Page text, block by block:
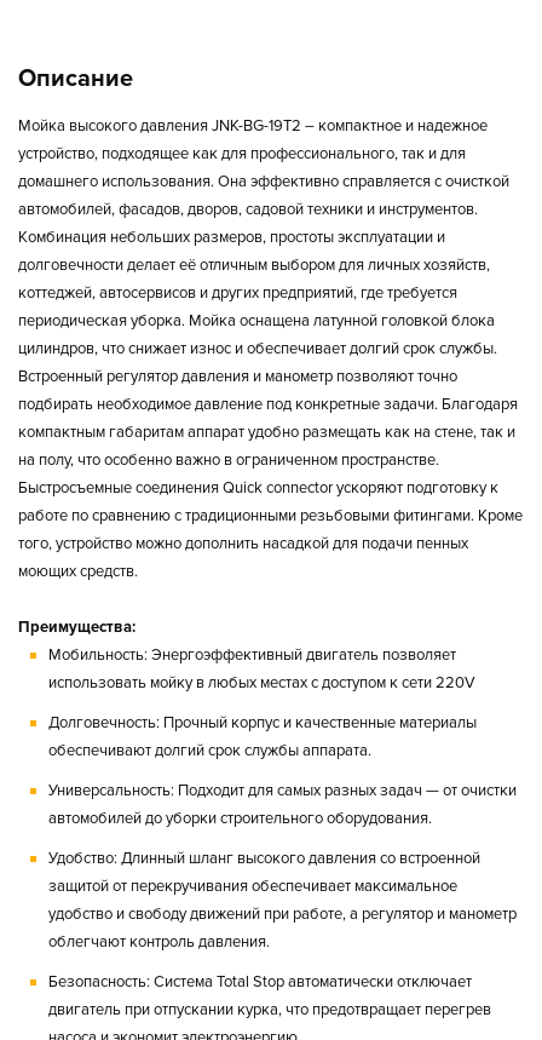
Описание
Мойка высокого давленияJNK-BG-19T2 – компактное и надежное
устройство, подходящее как для профессионального, так и для
домашнего использования. Она эффективно справляется с очисткой
автомобилей, фасадов, дворов, садовой техники и инструментов.
Комбинация небольших размеров, простоты эксплуатации и
долговечности делает её отличным выбором для личных хозяйств,
коттеджей, автосервисов и других предприятий, где требуется
периодическая уборка. Мойка оснащена латунной головкой блока
цилиндров, что снижает износ и обеспечивает долгий срок службы.
Встроенный регулятор давления и манометр позволяют точно
подбирать необходимое давление под конкретные задачи. Благодаря
компактным габаритам аппарат удобно размещать как на стене, так и
на полу, что особенно важно в ограниченном пространстве.
Быстросъемные соединения Quick connector ускоряют подготовку к
работе по сравнению с традиционными резьбовыми фитингами. Кроме
того, устройство можно дополнить насадкой для подачи пенных
моющих средств.
Преимущества:
Мобильность: Энергоэффективный двигатель позволяет
использовать мойку в любых местах с доступом к сети 220V
Долговечность: Прочный корпус и качественные материалы
обеспечивают долгий срок службы аппарата.
Универсальность: Подходит для самых разных задач — от очистки
автомобилей до уборки строительного оборудования.
Удобство: Длинный шланг высокого давления со встроенной
защитой от перекручивания обеспечивает максимальное
удобство и свободу движений при работе, а регулятор и манометр
облегчают контроль давления.
Безопасность: Система Total Stop автоматически отключает
двигатель при отпускании курка, что предотвращает перегрев